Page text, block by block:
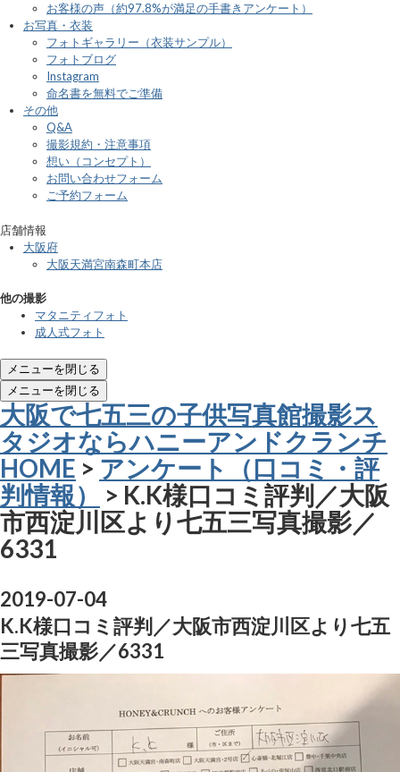
お客様の声（約97.8%が満足の手書きアンケート）
お写真・衣装
フォトギャラリー（衣装サンプル）
フォトブログ
Instagram
命名書を無料でご準備
その他
Q&A
撮影規約・注意事項
想い（コンセプト）
お問い合わせフォーム
ご予約フォーム
店舗情報
大阪府
大阪天満宮南森町本店
他の撮影
マタニティフォト
成人式フォト
メニューを閉じる
メニューを閉じる
大阪で七五三の子供写真館撮影ス
タジオならハニーアンドクランチ
HOME > アンケート（口コミ・評
判情報）
> K.K様口コミ評判／大阪
市西淀川区より七五三写真撮影／
6331
2019-07-04
K.K様口コミ評判／大阪市西淀川区より七五
三写真撮影／6331